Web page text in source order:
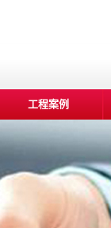
工程案例